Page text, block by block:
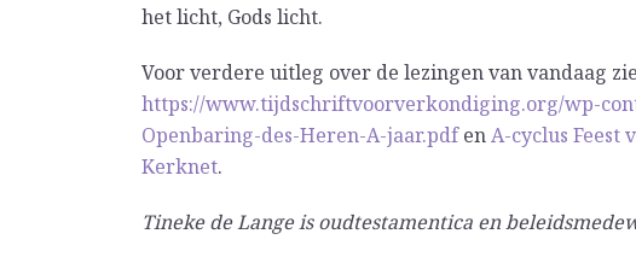
het licht, Gods licht.
Voor verdere uitleg over de lezingen van vandaag zie
https://www.tijdschriftvoorverkondiging.org/wp-
Openbaring-des-Heren-A-jaar.pdfenA-cyclus Feest
Kerknet.
Tineke de Lange is oudtestamentica en